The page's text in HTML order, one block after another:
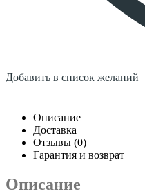
Добавить в список желаний
Описание
Доставка
Отзывы (0)
Гарантия и возврат
Описание